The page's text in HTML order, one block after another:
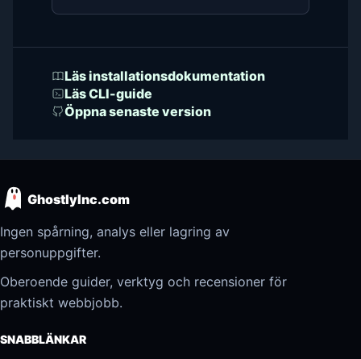
Läs installationsdokumentation
Läs CLI-guide
Öppna senaste version
GhostlyInc.com
Ingen spårning, analys eller lagring av
personuppgifter.
Oberoende guider, verktyg och recensioner för
praktiskt webbjobb.
SNABBLÄNKAR